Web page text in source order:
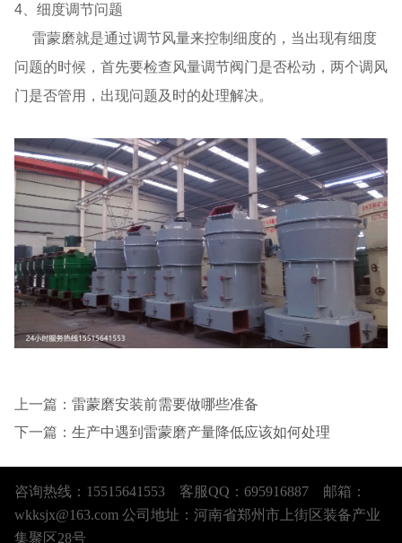
4、细度调节问题
雷蒙磨就是通过调节风量来控制细度的，当出现有细度
问题的时候，首先要检查风量调节阀门是否松动，两个调风
门是否管用，出现问题及时的处理解决。
上一篇： 雷蒙磨安装前需要做哪些准备
下一篇： 生产中遇到雷蒙磨产量降低应该如何处理
咨询热线：15515641553 客服QQ：695916887 邮箱：
wkksjx@163.com 公司地址：河南省郑州市上街区装备产业
集聚区28号